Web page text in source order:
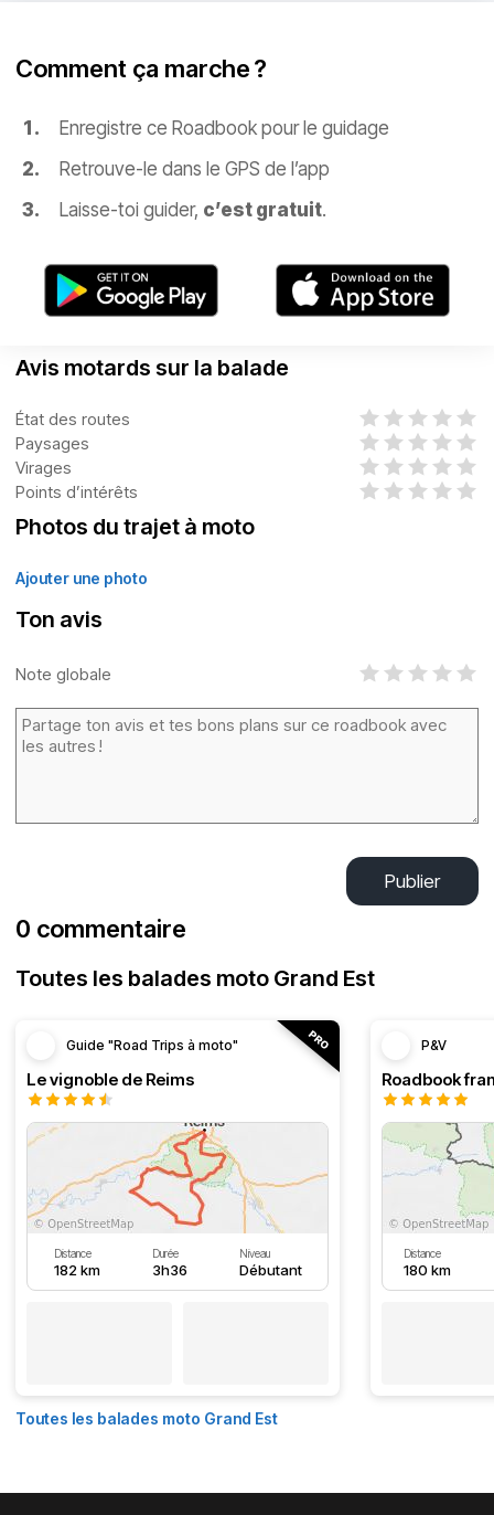
Comment ça marche ?
Enregistre ce Roadbook pour le guidage
Retrouve-le dans le GPS de l’app
Laisse-toi guider, c’est gratuit.
Avis motards sur la balade
État des routes
Paysages
Virages
Points d’intérêts
Photos du trajet à moto
Ajouter une photo
Ton avis
Note globale
Publier
0 commentaire
Toutes les balades moto Grand Est
Guide "Road Trips à moto"
Le vignoble de Reims
Distance
182 km
Durée
3h36
Niveau
Débutant
P&V
Distance
180 km
Toutes les balades moto Grand Est